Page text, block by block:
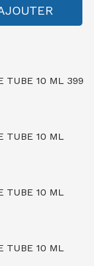
TUBE 10 ML 399
TUBE 10 ML
TUBE 10 ML
TUBE 10 ML